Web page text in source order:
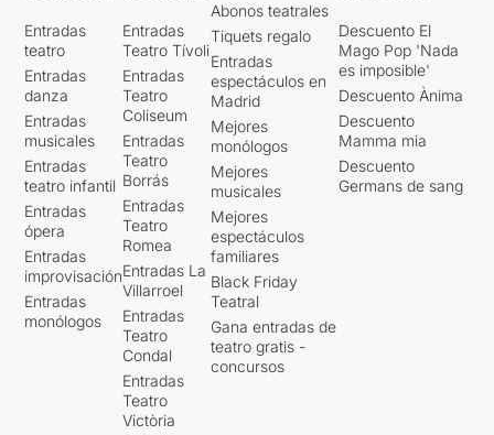
Entradas
teatro
Entradas
danza
Entradas
musicales
Entradas
teatro infantil
Entradas
ópera
Entradas
improvisación
Entradas
monólogos
Entradas
Teatro Tívoli
Entradas
Teatro
Coliseum
Entradas
Teatro
Borrás
Entradas
Teatro
Romea
Entradas La
Villarroel
Entradas
Teatro
Condal
Entradas
Teatro
Victòria
Abonos teatrales
Tiquets regalo
Entradas
espectáculos en
Madrid
Mejores
monólogos
Mejores
musicales
Mejores
espectáculos
familiares
Black Friday
Teatral
Gana entradas de
teatro gratis -
concursos
Descuento El
Mago Pop 'Nada
es imposible'
Descuento Ànima
Descuento
Mamma mia
Descuento
Germans de sang